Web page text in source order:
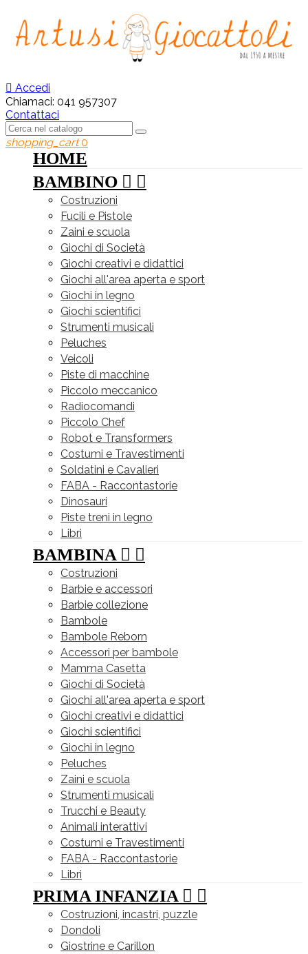
 Accedi
Chiamaci: 041 957307
Contattaci
shopping_cart 0
HOME
BAMBINO  
Costruzioni
Fucili e Pistole
Zaini e scuola
Giochi di Società
Giochi creativi e didattici
Giochi all'area aperta e sport
Giochi in legno
Giochi scientifici
Strumenti musicali
Peluches
Veicoli
Piste di macchine
Piccolo meccanico
Radiocomandi
Piccolo Chef
Robot e Transformers
Costumi e Travestimenti
Soldatini e Cavalieri
FABA - Raccontastorie
Dinosauri
Piste treni in legno
Libri
BAMBINA  
Costruzioni
Barbie e accessori
Barbie collezione
Bambole
Bambole Reborn
Accessori per bambole
Mamma Casetta
Giochi di Società
Giochi all'area aperta e sport
Giochi creativi e didattici
Giochi scientifici
Giochi in legno
Peluches
Zaini e scuola
Strumenti musicali
Trucchi e Beauty
Animali interattivi
Costumi e Travestimenti
FABA - Raccontastorie
Libri
PRIMA INFANZIA  
Costruzioni, incastri, puzzle
Dondoli
Giostrine e Carillon